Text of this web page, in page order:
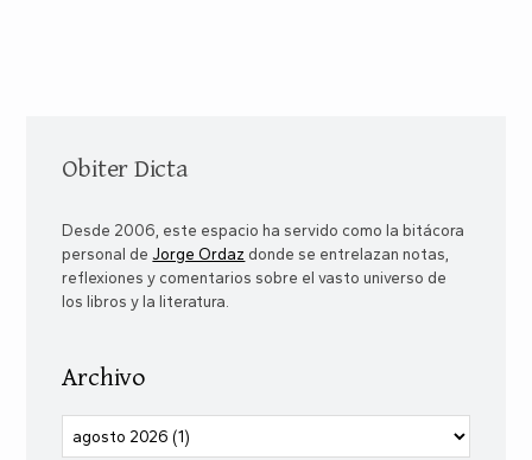
Obiter Dicta
Desde 2006, este espacio ha servido como la bitácora
personal de Jorge Ordaz donde se entrelazan notas,
reflexiones y comentarios sobre el vasto universo de
los libros y la literatura.
Archivo